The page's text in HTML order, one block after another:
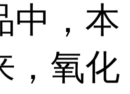
中，本
，氧化